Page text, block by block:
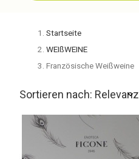
Startseite
WEIßWEINE
Französische Weißweine
Sortieren nach: Relevanz